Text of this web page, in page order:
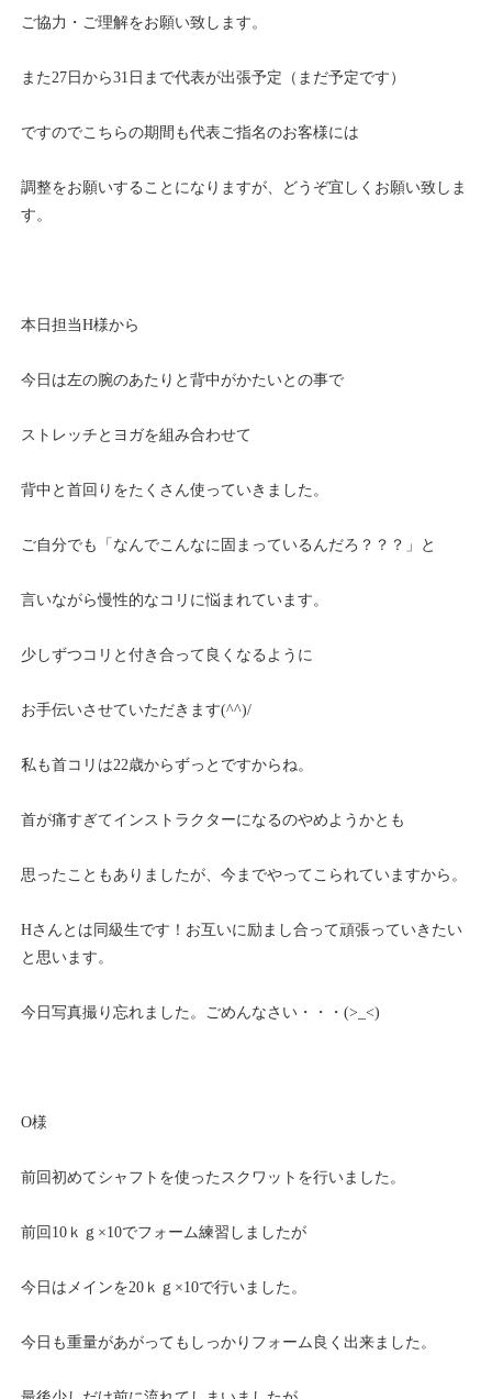
ご協力・ご理解をお願い致します。
また27日から31日まで代表が出張予定（まだ予定です）
ですのでこちらの期間も代表ご指名のお客様には
調整をお願いすることになりますが、どうぞ宜しくお願い致しま
す。
本日担当H様から
今日は左の腕のあたりと背中がかたいとの事で
ストレッチとヨガを組み合わせて
背中と首回りをたくさん使っていきました。
ご自分でも「なんでこんなに固まっているんだろ？？？」と
言いながら慢性的なコリに悩まれています。
少しずつコリと付き合って良くなるように
お手伝いさせていただきます(^^)/
私も首コリは22歳からずっとですからね。
首が痛すぎてインストラクターになるのやめようかとも
思ったこともありましたが、今までやってこられていますから。
Hさんとは同級生です！お互いに励まし合って頑張っていきたい
と思います。
今日写真撮り忘れました。ごめんなさい・・・(>_<)
O様
前回初めてシャフトを使ったスクワットを行いました。
前回10ｋｇ×10でフォーム練習しましたが
今日はメインを20ｋｇ×10で行いました。
今日も重量があがってもしっかりフォーム良く出来ました。